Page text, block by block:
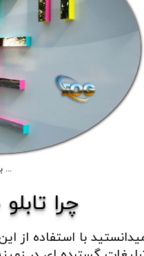
بیشتر ...
با استفاده از
چرا